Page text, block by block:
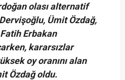
olası alternatif
Ümit Özdağ,
Erbakan
kararsızlar
oy oranını alan
Özdağ oldu.